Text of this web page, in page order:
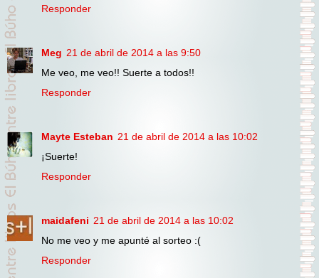
Responder
Meg 21 de abril de 2014 a las 9:50
Me veo, me veo!! Suerte a todos!!
Responder
Mayte Esteban 21 de abril de 2014 a las 10:02
¡Suerte!
Responder
maidafeni 21 de abril de 2014 a las 10:02
No me veo y me apunté al sorteo :(
Responder